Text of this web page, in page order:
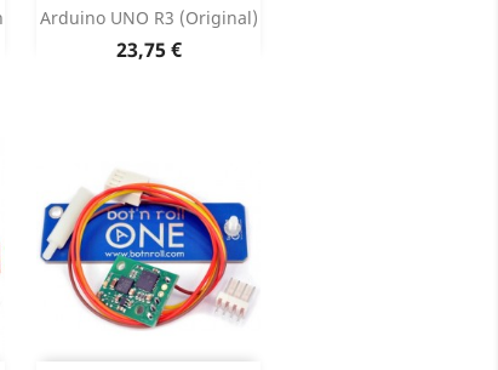
Arduino UNO R3 (original)
Preço
23,75 €
Adicionar 
Dados do produto